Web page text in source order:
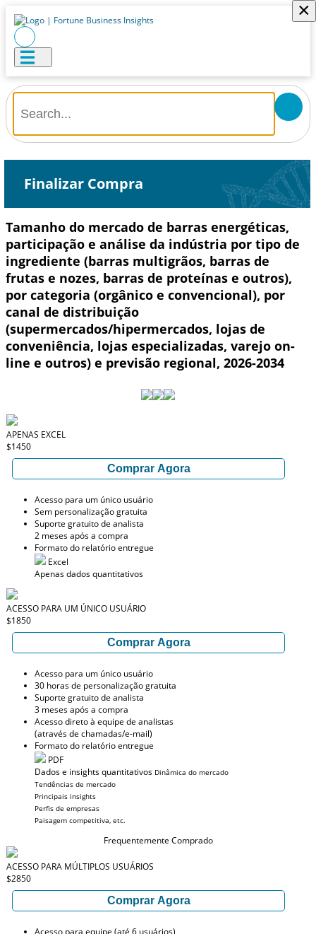
×
Finalizar Compra
Tamanho do mercado de barras energéticas,
participação e análise da indústria por tipo de
ingrediente (barras multigrãos, barras de
frutas e nozes, barras de proteínas e outros),
por categoria (orgânico e convencional), por
canal de distribuição
(supermercados/hipermercados, lojas de
conveniência, lojas especializadas, varejo on-
line e outros) e previsão regional, 2026-2034
APENAS EXCEL
$1450
Comprar Agora
Acesso para um único usuário
Sem personalização gratuita
Suporte gratuito de analista
2 meses após a compra
Formato do relatório entregue
Excel
Apenas dados quantitativos
ACESSO PARA UM ÚNICO USUÁRIO
$1850
Comprar Agora
Acesso para um único usuário
30 horas de personalização gratuita
Suporte gratuito de analista
3 meses após a compra
Acesso direto à equipe de analistas
(através de chamadas/e-mail)
Formato do relatório entregue
PDF
Dados e insights quantitativos Dinâmica do mercado
Tendências de mercado
Principais insights
Perfis de empresas
Paisagem competitiva, etc.
Frequentemente Comprado
ACESSO PARA MÚLTIPLOS USUÁRIOS
$2850
Comprar Agora
Acesso para equipe (até 6 usuários)